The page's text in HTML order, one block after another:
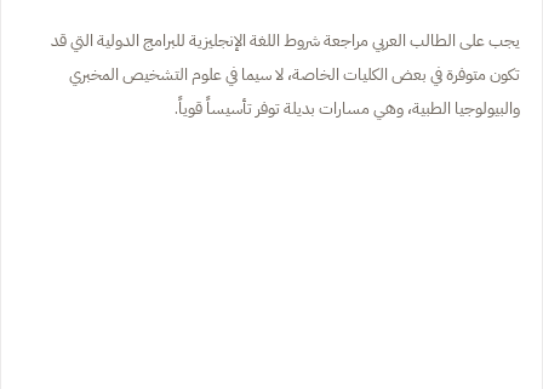
يجب على الطالب العربي مراجعة شروط اللغة الإنجليزية للبرامج الدولية التي قد
تكون متوفرة في بعض الكليات الخاصة، لا سيما في علوم التشخيص المخبري
والبيولوجيا الطبية، وهي مسارات بديلة توفر تأسيساً قوياً.